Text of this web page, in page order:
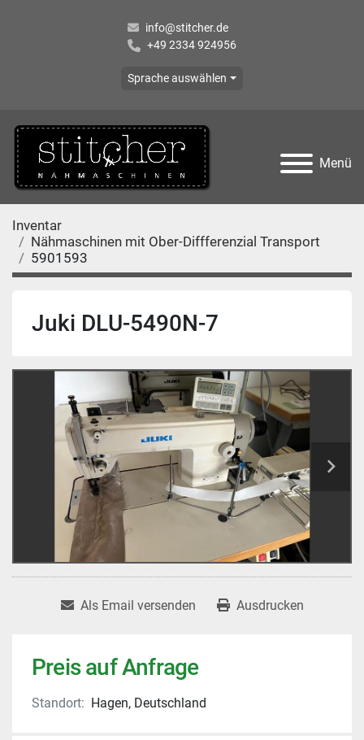
info@stitcher.de
+49 2334 924956
Sprache auswählen
Menü
Inventar
Nähmaschinen mit Ober-Diffferenzial Transport
5901593
Juki DLU-5490N-7
Als Email versenden Ausdrucken
Preis auf Anfrage
Standort: Hagen, Deutschland